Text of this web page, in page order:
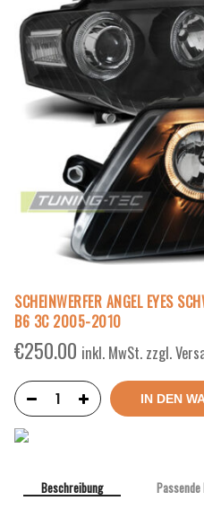
SCHEINWERFER ANGEL EYES
B6 3C 2005-2010
€250.00 inkl. MwSt. zzgl.
IN DEN
Beschreibung Passende